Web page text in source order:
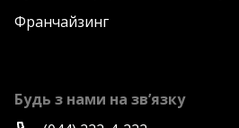
Франчайзинг
Будь з нами на зв’язку